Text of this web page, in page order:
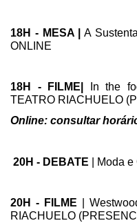
18H - MESA |
A
ONLINE
18H - FILME|
In the
TEATRO RIACHUELO
Online: consultar
20H - DEBATE | Moda
20H - FILME
|
RIACHUELO